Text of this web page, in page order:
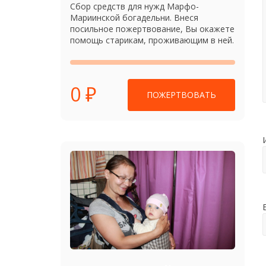
Сбор средств для нужд Марфо-
Мариинской богадельни. Внеся
посильное пожертвование, Вы окажете
помощь старикам, проживающим в ней.
0 ₽ ПОЖЕРТВОВАТЬ